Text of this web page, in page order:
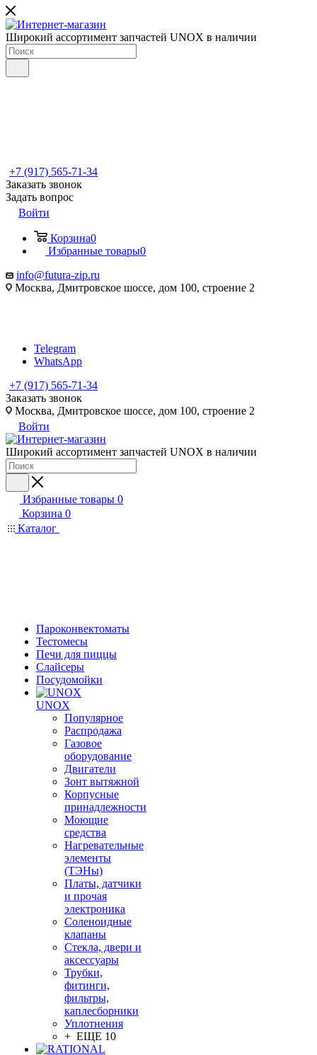
Широкий ассортимент запчастей UNOX в наличии
+7 (917) 565-71-34
Заказать звонок
Задать вопрос
Войти
Корзина0
Избранные товары0
info@futura-zip.ru
Москва, Дмитровское шоссе, дом 100, строение 2
Telegram
WhatsApp
+7 (917) 565-71-34
Заказать звонок
Москва, Дмитровское шоссе, дом 100, строение 2
Войти
Широкий ассортимент запчастей UNOX в наличии
Избранные товары 0
Корзина 0
Каталог
Пароконвектоматы
Тестомесы
Печи для пиццы
Слайсеры
Посудомойки
UNOX
Популярное
Распродажа
Газовое
оборудование
Двигатели
Зонт вытяжной
Корпусные
принадлежности
Моющие
средства
Нагревательные
элементы
(ТЭНы)
Платы, датчики
и прочая
электроника
Соленоидные
клапаны
Стекла, двери и
аксессуары
Трубки,
фитинги,
фильтры,
каплесборники
Уплотнения
+ ЕЩЕ 10